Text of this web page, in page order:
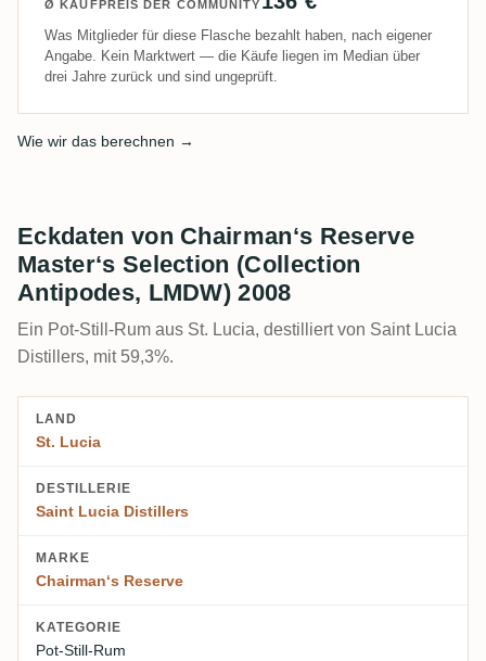
Ø KAUFPREIS DER COMMUNITY
Was Mitglieder für diese Flasche bezahlt haben, nach eigener
Angabe. Kein Marktwert — die Käufe liegen im Median über
drei Jahre zurück und sind ungeprüft.
Wie wir das berechnen →
Eckdaten von Chairman‘s Reserve
Master‘s Selection (Collection
Antipodes, LMDW) 2008
Ein Pot-Still-Rum aus St. Lucia, destilliert von Saint Lucia
Distillers, mit 59,3%.
LAND
St. Lucia
DESTILLERIE
Saint Lucia Distillers
MARKE
Chairman‘s Reserve
KATEGORIE
Pot-Still-Rum